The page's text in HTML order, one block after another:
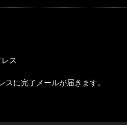
ス
に完了メールが届きます。